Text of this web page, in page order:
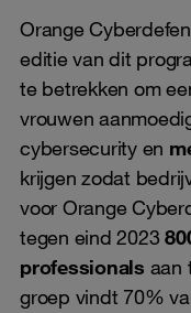
Orange
editie van dit
te betrekken om
vrouwen
cybersecurity en
krijgen zodat
voor Orange
tegen eind 2023
professionals aan
groep vindt 70%